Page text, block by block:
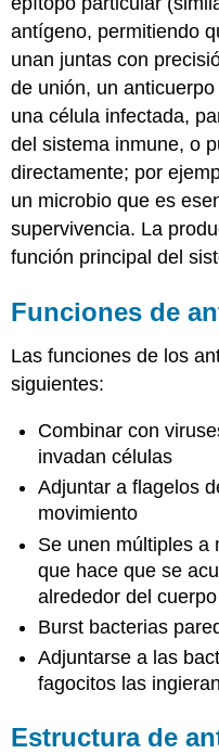
antígeno, permitiendo
unan juntas con
de unión, un
una célula infectada,
del sistema inmune, o
directamente; por
un microbio que es
supervivencia. La
función principal del
Funciones de
Las funciones de los
siguientes:
Combinar con
invadan células
Adjuntar a flagelos
movimiento
Se unen múltiples a
que hace que se
alrededor del cuerpo
Burst bacterias
Adjuntarse a las
fagocitos las ingieran
Estructura de